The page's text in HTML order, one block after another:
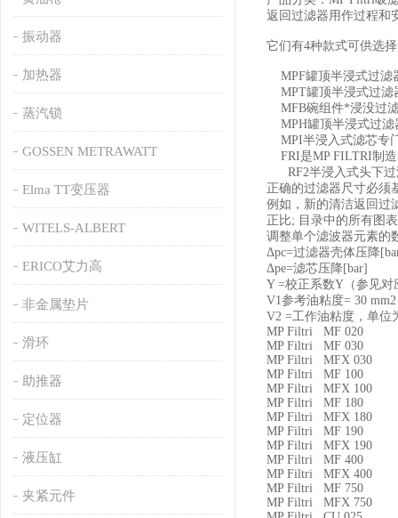
振动器
加热器
蒸汽锁
GOSSEN METRAWATT
Elma TT变压器
WITELS-ALBERT
ERICO艾力高
非金属垫片
滑环
助推器
定位器
液压缸
夹紧元件
返回过滤器用作过程和
它们有4种款式可供选
MPF罐顶半浸式过滤
MPT罐顶半浸式过滤
MFB碗组件*浸没过
MPH罐顶半浸式过滤
MPI半浸入式滤芯专
FRI是MP FILTRI制
RF2半浸入式头下
正确的过滤器尺寸必须
例如，新的清洁返回过
正比; 目录中的所有图
调整单个滤波器元素的
Δpc=过滤器壳体压降
Δpe=滤芯压降 [bar]
Y =校正系数Y （参见
V1参考油粘度= 30 mm2
V2 =工作油粘度，单位
MP Filtri MF 020
MP Filtri MF 030
MP Filtri MFX 030
MP Filtri MF 100
MP Filtri MFX 100
MP Filtri MF 180
MP Filtri MFX 180
MP Filtri MF 190
MP Filtri MFX 190
MP Filtri MF 400
MP Filtri MFX 400
MP Filtri MF 750
MP Filtri MFX 750